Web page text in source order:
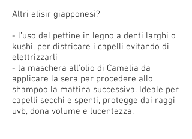
Altri elisir giapponesi?
- l’uso del pettine in legno a denti larghi o
kushi, per districare i capelli evitando di
elettrizzarli
- la maschera all’olio di Camelia da
applicare la sera per procedere allo
shampoo la mattina successiva. Ideale per
capelli secchi e spenti, protegge dai raggi
uvb, dona volume e lucentezza.